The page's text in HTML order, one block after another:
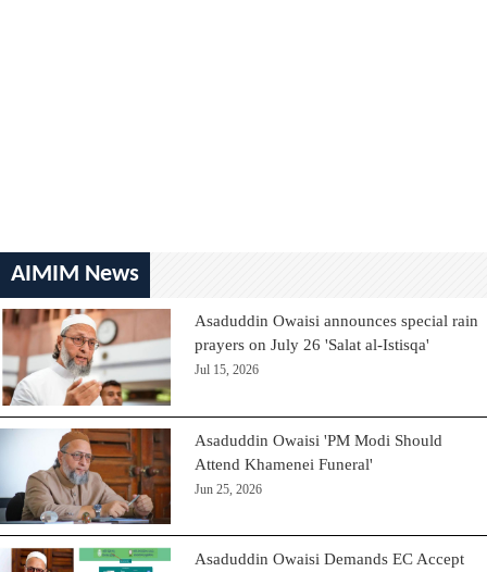
AIMIM News
Asaduddin Owaisi announces special rain
prayers on July 26 'Salat al-Istisqa'
Jul 15, 2026
Asaduddin Owaisi 'PM Modi Should
Attend Khamenei Funeral'
Jun 25, 2026
Asaduddin Owaisi Demands EC Accept